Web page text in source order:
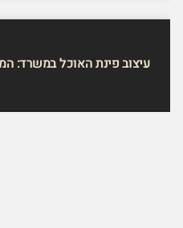
עיצוב פינת האוכל במשרד: